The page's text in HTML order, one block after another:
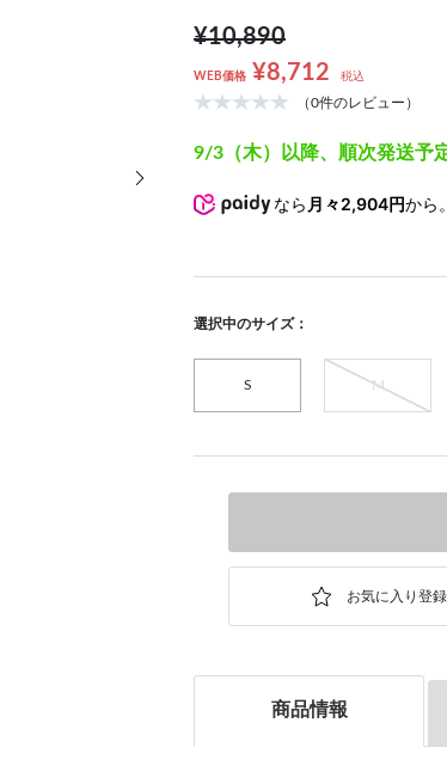
次の画像
¥10,890
WEB価格 ¥8,712 税込
（0件のレビュー）
9/3（木）以降、順次発送予
なら 月々2,904円から
選択中のサイズ：
S M
商品情報